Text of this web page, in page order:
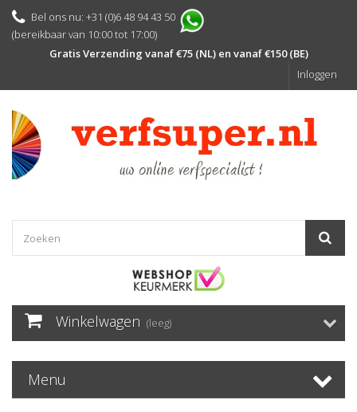
Bel ons nu: +31 (0)6 48 94 43 50
(bereikbaar van 10:00 tot 17:00)
Gratis Verzending vanaf €75 (NL) en vanaf €150 (BE)
Inloggen
Winkelwagen (leeg)
Menu